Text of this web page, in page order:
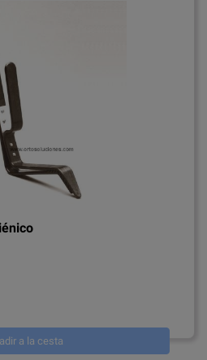
a la cesta